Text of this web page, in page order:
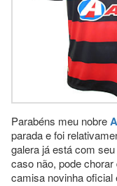
Parabéns meu nobre
parada e foi
galera já está com
caso não, pode
camisa novinha oficial